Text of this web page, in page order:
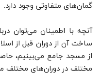
گمان‌های متفاوتی وجود دارد.
آنچه با اطمینان می‌توان
ساخت آن از دوران قبل از
از مسجد جامع می‌بینیم،
مختلف در دوران‌های مختلف